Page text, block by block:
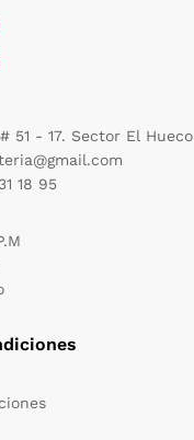
51 - 17. Sector El Hueco
18 95